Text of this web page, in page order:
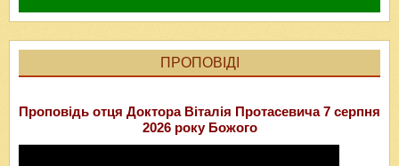
ПРОПОВІДІ
Проповідь отця Доктора Віталія Протасевича 7 серпня
2026 року Божого